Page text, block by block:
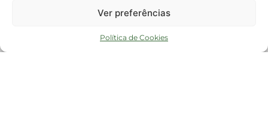
Ver preferências
Política de Cookies
km 01, Módulo 12A, Edifício Fapesc / Celta, 5° andar